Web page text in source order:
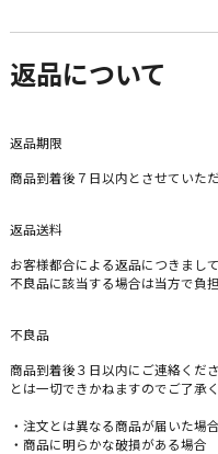
返品について
返品期限
商品到着後７日以内とさせていただ
返品送料
お客様都合による返品につきまし
不良品に該当する場合は当方で負担
不良品
商品到着後３日以内にご連絡くだ
とは一切できかねますのでご了承く
・注文とは異なる商品が届いた場合
・商品に明らかな破損がある場合